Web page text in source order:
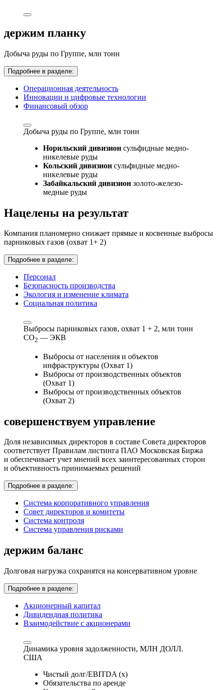
держим планку
Добыча руды по Группе, млн тонн
Подробнее в разделе:
Операционная деятельность
Инновации и цифровые технологии
Финансовый обзор
Добыча руды по Группе, млн тонн
Норильский дивизион сульфидные медно-
никелевые руды
Кольский дивизион сульфидные медно-
никелевые руды
Забайкальский дивизион золото-железо-
медные руды
Нацелены на результат
Компания планомерно снижает прямые и косвенные выбросы
парниковых газов (охват 1+ 2)
Подробнее в разделе:
Персонал
Безопасность производства
Экология и изменение климата
Социальная политика
Выбросы парниковых газов, охват 1 + 2, млн тонн
СО2 — ЭКВ
Выбросы от населения и объектов
инфраструктуры (Охват 1)
Выбросы от производственных объектов
(Охват 1)
Выбросы от производственных объектов
(Охват 2)
совершенствуем управление
Доля независимых директоров в составе Совета директоров
соответствует Правилам листинга ПАО Московская Биржа
и обеспечивает учет мнений всех заинтересованных сторон
и объективность принимаемых решений
Подробнее в разделе:
Система корпоративного управления
Совет директоров и комитеты
Система контроля
Система управления рисками
держим баланс
Долговая нагрузка сохранятся на консервативном уровне
Подробнее в разделе:
Акционерный капитал
Дивидендная политика
Взаимодействие с акционерами
Динамика уровня задолженности, МЛН ДОЛЛ.
США
Чистый долг/EBITDA (x)
Обязательства по аренде